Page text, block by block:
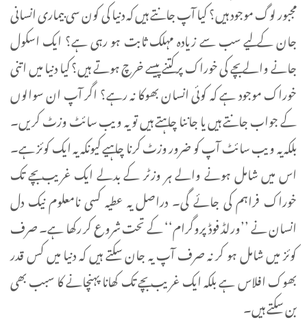
مجبور لوگ موجود ہیں؟ کیا آپ جانتے ہیں کہ دنیا کی کون سی بیماری انسانی
جان کے لیے سب سے زیادہ مہلک ثابت ہو رہی ہے؟ ایک اسکول
جانے والے بچے کی خوراک پر کتنے پیسے خرچ ہوتے ہیں؟ کیا دنیا میں اتنی
خوراک موجود ہے کہ کوئی انسان بھوکا نہ رہے؟ اگر آپ ان سوالوں
کے جواب جانتے ہیں یا جاننا چاہتے ہیں تو یہ ویب سائٹ وزٹ کریں۔
بلکہ یہ ویب سائٹ آپ کو ضرور وزٹ کرنا چاہیے کیونکہ یہ ایک کوئز ہے۔
اس میں شامل ہونے والے ہر وزٹر کے بدلے ایک غریب بچے تک
خوراک فراہم کی جائے گی۔ دراصل یہ عطیہ کسی نامعلوم نیک دل
انسان نے ’’ورلڈ فوڈ پروگرام‘‘ کے تحت شروع کر رکھا ہے۔ صرف
کوئز میں شامل ہو کر نہ صرف آپ یہ جان سکتے ہیں کہ دنیا میں کس قدر
بھوک افلاس ہے بلکہ ایک غریب بچے تک کھانا پہنچانے کا سبب بھی
بن سکتے ہیں۔